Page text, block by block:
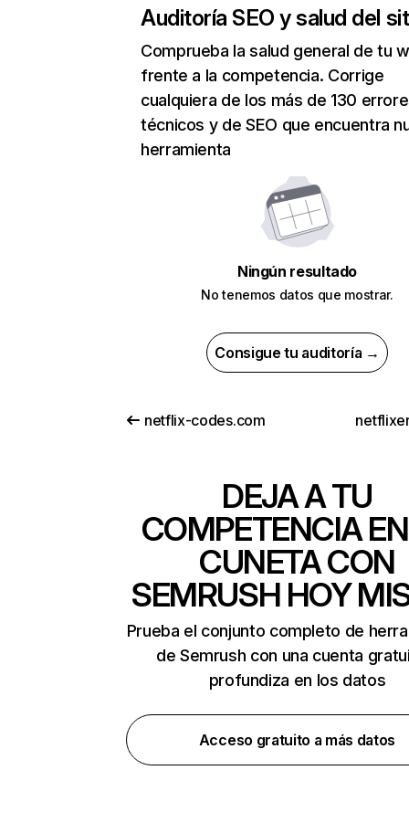
Auditoría SEO y salud del
Comprueba la salud general de tu
frente a la competencia. Corrige
cualquiera de los más de 130
técnicos y de SEO que encuentra
herramienta
Ningún resultado
No tenemos datos que mostrar.
Consigue tu auditoría →
netflix-codes.com
DEJA A TU
COMPETENCIA
CUNETA CON
SEMRUSH HOY
Prueba el conjunto completo de
de Semrush con una cuenta
profundiza en los datos
Acceso gratuito a más datos